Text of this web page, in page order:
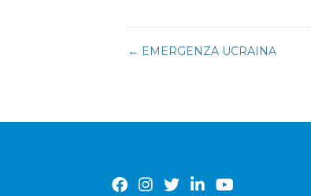
Navigazione
← EMERGENZA UCRAINA